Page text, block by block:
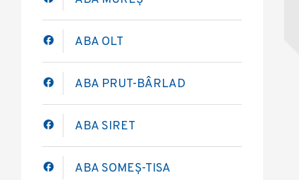
ABA OLT
ABA PRUT-BÂRLAD
ABA SIRET
ABA SOMEȘ-TISA